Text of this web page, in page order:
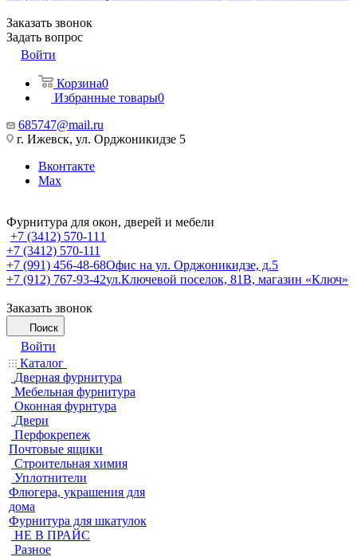
Заказать звонок
Задать вопрос
Войти
Корзина0
Избранные товары0
685747@mail.ru
г. Ижевск, ул. Орджоникидзе 5
Вконтакте
Max
Фурнитура для окон, дверей и мебели
+7 (3412) 570-111
+7 (3412) 570-111
+7 (991) 456-48-68Офис на ул. Орджоникидзе, д.5
+7 (912) 767-93-42ул.Ключевой поселок, 81В, магазин «Ключ»
Заказать звонок
Поиск
Войти
Каталог
Дверная фурнитура
Мебельная фурнитура
Оконная фурнтура
Двери
Перфокрепеж
Почтовые ящики
Строительная химия
Уплотнители
Флюгера, украшения для
дома
Фурнитура для шкатулок
НЕ В ПРАЙС
Разное